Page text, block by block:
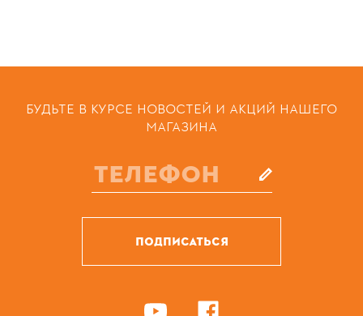
БУДЬТЕ В КУРСЕ НОВОСТЕЙ И АКЦИЙ НАШЕГО
МАГАЗИНА
ПОДПИСАТЬСЯ